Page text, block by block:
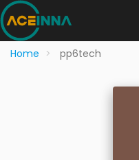
Home pp6tech